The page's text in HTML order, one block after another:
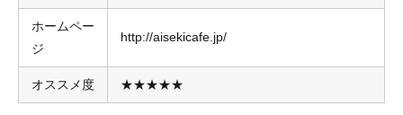
ホームペー
ジ
http://aisekicafe.jp/
オススメ度 ★★★★★